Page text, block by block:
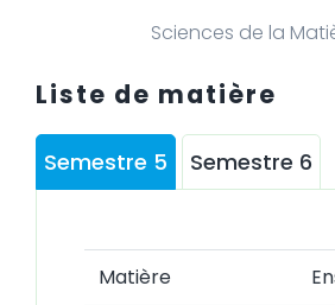
Sciences de la
Liste de matière
Semestre 5 Semestre 6
Matière